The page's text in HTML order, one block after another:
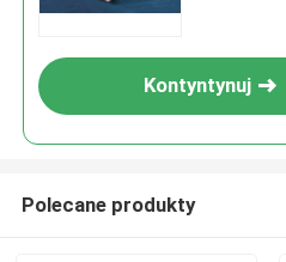
Kontyntynuj
Polecane produkty